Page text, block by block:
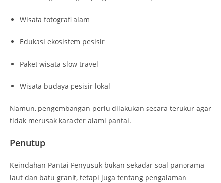
Wisata fotografi alam
Edukasi ekosistem pesisir
Paket wisata slow travel
Wisata budaya pesisir lokal
Namun, pengembangan perlu dilakukan secara terukur agar
tidak merusak karakter alami pantai.
Penutup
Keindahan Pantai Penyusuk bukan sekadar soal panorama
laut dan batu granit, tetapi juga tentang pengalaman